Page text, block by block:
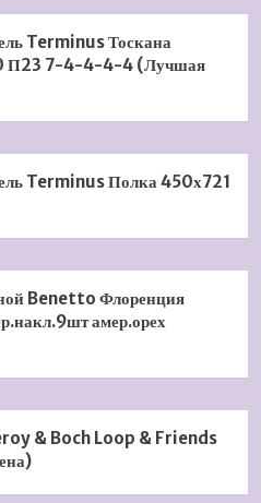
Terminus Тоскана
7-4-4-4-4 (Лучшая
Terminus Полка 450х721
Benetto Флоренция
амер.орех
& Boch Loop & Friends